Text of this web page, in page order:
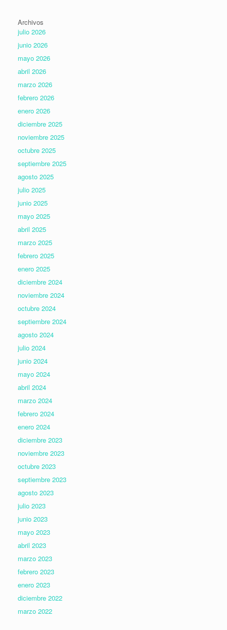
Archivos
julio 2026
junio 2026
mayo 2026
abril 2026
marzo 2026
febrero 2026
enero 2026
diciembre 2025
noviembre 2025
octubre 2025
septiembre 2025
agosto 2025
julio 2025
junio 2025
mayo 2025
abril 2025
marzo 2025
febrero 2025
enero 2025
diciembre 2024
noviembre 2024
octubre 2024
septiembre 2024
agosto 2024
julio 2024
junio 2024
mayo 2024
abril 2024
marzo 2024
febrero 2024
enero 2024
diciembre 2023
noviembre 2023
octubre 2023
septiembre 2023
agosto 2023
julio 2023
junio 2023
mayo 2023
abril 2023
marzo 2023
febrero 2023
enero 2023
diciembre 2022
marzo 2022